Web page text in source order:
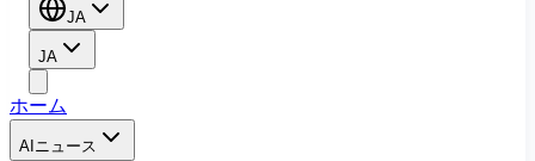
JA
JA
ホーム
AIニュース